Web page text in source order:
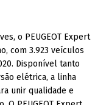
o PEUGEOT Expert
com 3.923 veículos
Disponível tanto
elétrica, a linha
unir qualidade e